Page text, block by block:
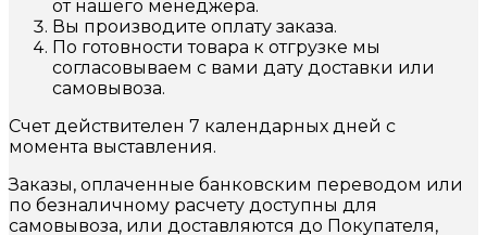
от нашего менеджера.
Вы производите оплату заказа.
По готовности товара к отгрузке мы
согласовываем с вами дату доставки или
самовывоза.
Счет действителен 7 календарных дней с
момента выставления.
Заказы, оплаченные банковским переводом или
по безналичному расчету доступны для
самовывоза, или доставляются до Покупателя,